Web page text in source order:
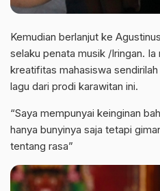
Kemudian berlanjut ke
selaku penata musik /Iringan.
kreatifitas mahasiswa
lagu dari prodi karawitan ini.
“Saya mempunyai keinginan
hanya bunyinya saja tetapi
tentang rasa”